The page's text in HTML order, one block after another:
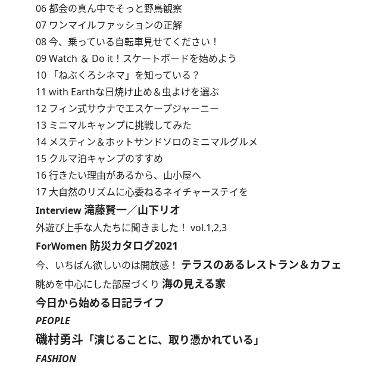
06 都会の真ん中でそっと野鳥観察
07 ワンマイルファッションの正解
08 今、乗っている自転車見せてください！
09 Watch ＆ Do it！スケートボードを始めよう
10 「ねぶくろシネマ」を知っている？
11 with Earthな日焼け止め＆虫よけを選ぶ
12 フィン式サウナでエスケープジャーニー
13 ミニマルキャンプに挑戦してみた
14 メスティン＆ホットサンドソロのミニマルグルメ
15 クルマ泊キャンプのすすめ
16 行きたい理由があるから、山小屋へ
17 大自然のリズムに心委ねるネイチャーステイを
Interview滝藤賢一／山下リオ
外遊び上手な人たちに聞きました！ vol.1,2,3
ForWomen 防災カタログ2021
今、いちばん欲しいのは開放感！ テラスのあるレストラン＆カフェ
眺めを中心にした部屋づくり 海の見える家
今日から始める日記ライフ
PEOPLE
磯村勇斗 「演じることに、取り憑かれている」
FASHION